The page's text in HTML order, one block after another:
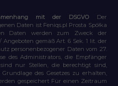
mit der DSGVO
Der
Daten ist Feniqs.pl Prosta Spółka
Daten werden zum Zweck der
gemäß Art. 6 Sek. 1 lit. der
personenbezogener Daten vom 27.
des Administrators, die Empfänger
nur Stellen, die berechtigt sind,
des Gesetzes zu erhalten,
gespeichert Für einen Zeitraum